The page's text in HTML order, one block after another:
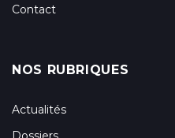
Contact
NOS RUBRIQUES
Actualités